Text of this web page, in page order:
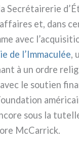
Secrétairerie
et, dans
avec
de l’Immaculée,
à un ordre
le sou­tien
sous la
McCarrick.